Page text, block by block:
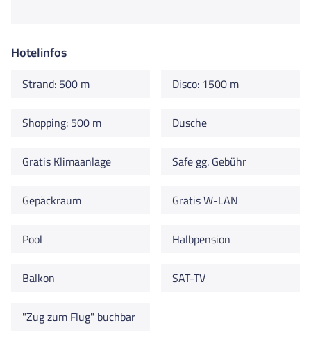
Hotelinfos
Strand: 500 m Disco: 1500 m
Shopping: 500 m Dusche
Gratis Klimaanlage Safe gg. Gebühr
Gepäckraum Gratis W-LAN
Pool Halbpension
Balkon SAT-TV
"Zug zum Flug" buchbar